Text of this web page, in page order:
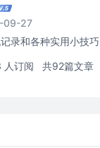
09-27
录和各种实用小技巧
人订阅 共92篇文章